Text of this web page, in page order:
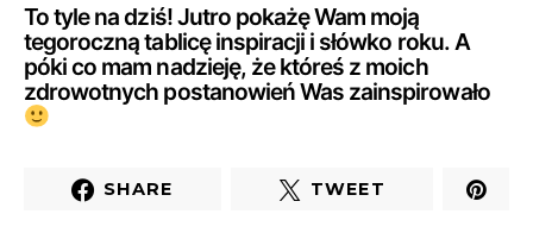
To tyle na dziś! Jutro pokażę Wam moją
tegoroczną tablicę inspiracji i słówko roku. A
póki co mam nadzieję, że któreś z moich
zdrowotnych postanowień Was zainspirowało
SHARE TWEET